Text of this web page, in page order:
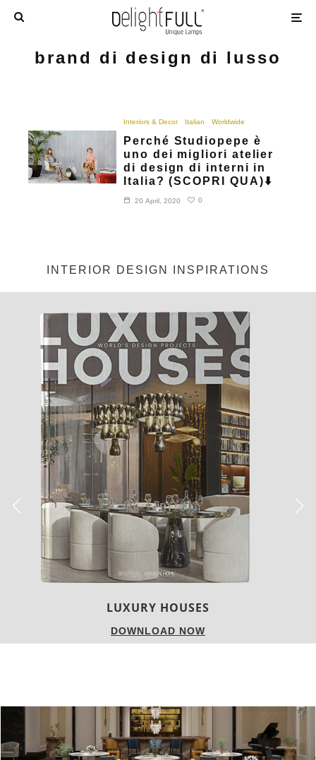
brand di design di lusso
Interiors & Decor Italian Worldwide
Perché Studiopepe è
uno dei migliori atelier
di design di interni in
Italia? (SCOPRI QUA)⬇️
20 April, 2020 0
INTERIOR DESIGN INSPIRATIONS
CHARMFUL HOUSE OF CARLO DONATI
DOWNLOAD NOW